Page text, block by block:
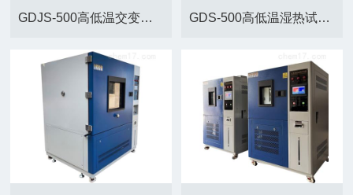
GDJS-500高低温交变湿热试验箱+北京 GDS-500高低温湿热试验箱生产厂家